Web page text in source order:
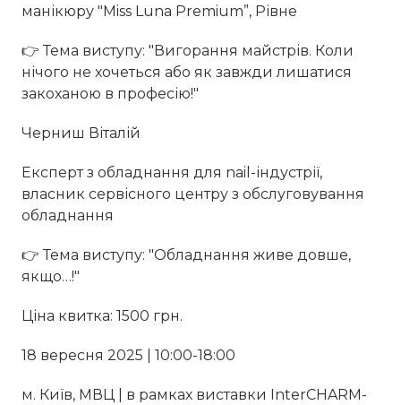
манікюру "Miss Luna Premium”, Рівне
👉 Тема виступу: "Вигорання майстрів. Коли
нічого не хочеться або як завжди лишатися
закоханою в професію!"
Черниш Віталій
Експерт з обладнання для nail-індустрії,
власник сервісного центру з обслуговування
обладнання
👉 Тема виступу: "Обладнання живе довше,
якщо…!"
Ціна квитка: 1500 грн.
18 вересня 2025 | 10:00-18:00
м. Київ, МВЦ | в рамках виставки InterCHARM-